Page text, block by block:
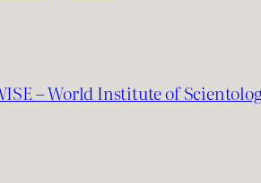
– World Institute of